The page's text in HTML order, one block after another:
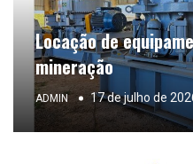
Locação de
mineração
ADMIN 17 de julho de